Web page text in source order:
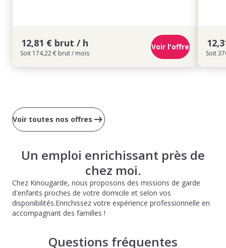
12,81 € brut / h
Soit 174,22 € brut / mois
Voir l'offre
Soit
Voir toutes nos offres
Un emploi enrichissant près de
chez moi.
Chez Kinougarde, nous proposons des missions de garde
d'enfants proches de votre domicile et selon vos
disponibilités.Enrichissez votre expérience professionnelle en
accompagnant des familles !
Questions fréquentes